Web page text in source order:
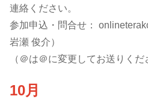
連絡ください。
参加申込・問合せ：
岩瀬 俊介）
（＠は＠に変更してお送りくだ
10月